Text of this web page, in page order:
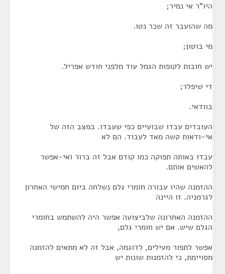
היו"ר אי נמיר;
מה שהועבר זה שכר נטו.
מי בוטון;
יש חובות לקופות הגמל עוד מלפני חודש אפריל.
די שיפלר;
בוודאי.
העובדים עבדו שבועיים כפי שעבדו. במצב הזה של
אי-ודאות קשה מאד לעבוד. הם לא
עבדו באותה תפוקה כמו קודם אבל זה ברור ואי-אפשר
להאשים אותם.
ההזמנה שהיו עבורה חומרי גלם נשלחה ביום חמישי האחרון
לגרמניה. זו היינה
ההזמנה האחרונה שלביצועה אפשר היה להשתמש בחומרי
הגלם שיש. אם יש חומרי גלם,
אפשר לתפור מעילים, לדוגמה, אבל זה לא מתאים להזמנה
מסויימת, כי להזמנות שונות יש